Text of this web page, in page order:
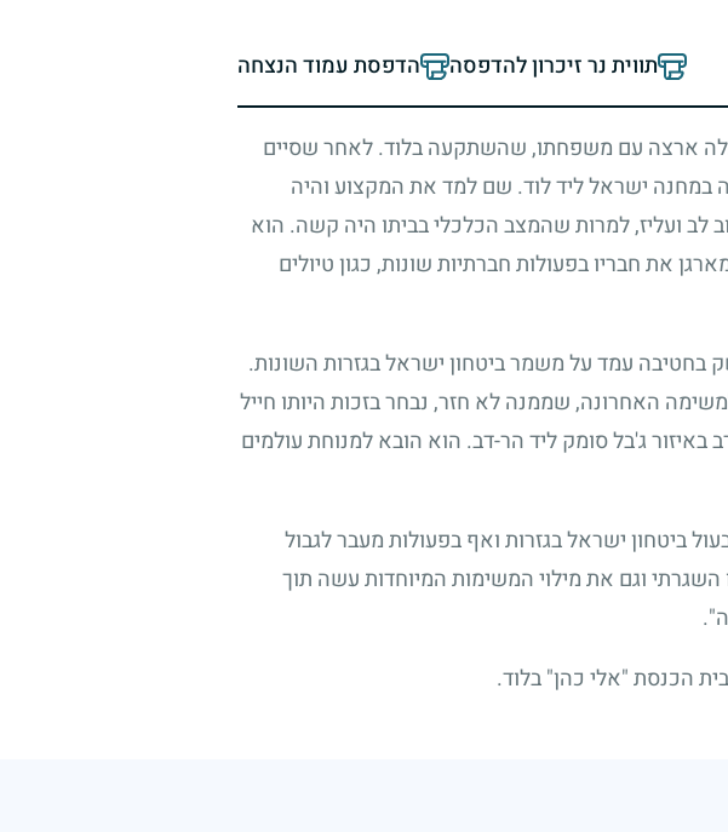
תווית נר זיכרון להדפסה הדפסת עמוד הנצחה
ארצה עם משפחתו, שהשתקעה בלוד. לאחר שסיים
במחנה ישראל ליד לוד. שם למד את המקצוע והיה
לב ועליז, למרות שהמצב הכלכלי בביתו היה קשה. הוא
את חבריו בפעולות חברתיות שונות, כגון טיולים
בחטיבה עמד על משמר ביטחון ישראל בגזרות השונות.
האחרונה, שממנה לא חזר, נבחר בזכות היותו חייל
באיזור ג'בל סומק ליד הר-דב. הוא הובא למנוחת עולמים
ביטחון ישראל בגזרות ואף בפעולות מעבר לגבול
וגם את מילוי המשימות המיוחדות עשה תוך
הכנסת "אלי כהן" בלוד.